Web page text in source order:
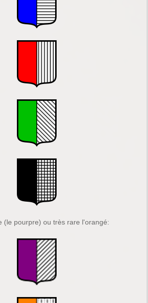
(le pourpre) ou très rare l'orangé: